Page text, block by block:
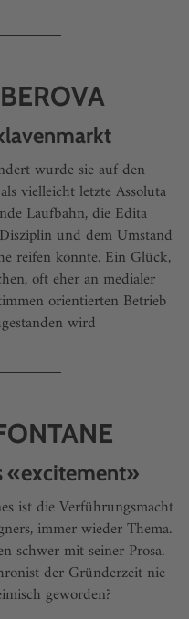
wurde sie auf den
vielleicht letzte Assoluta
Laufbahn, die Edita
und dem Umstand
reifen konnte. Ein Glück,
oft eher an medialer
orientierten Betrieb
wird
«excitement»
ist die Verführungsmacht
immer wieder Thema.
schwer mit seiner Prosa.
der Gründerzeit nie
geworden?